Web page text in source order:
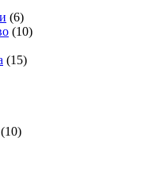
(6)
(10)
(15)
(10)